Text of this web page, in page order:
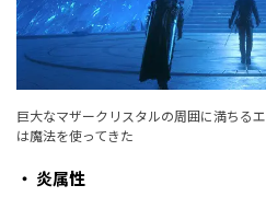
巨大なマザークリスタルの周囲に満ちる
は魔法を使ってきた
・ 炎属性